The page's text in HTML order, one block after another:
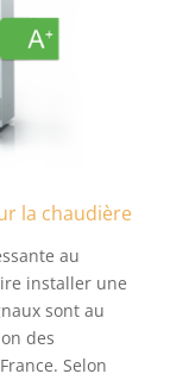
la chaudière
au
installer une
sont au
des
Selon